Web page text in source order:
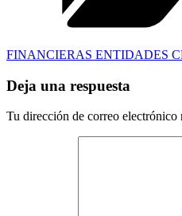
FINANCIERAS ENTIDADES
Deja una respuesta
Tu dirección de correo electrónico